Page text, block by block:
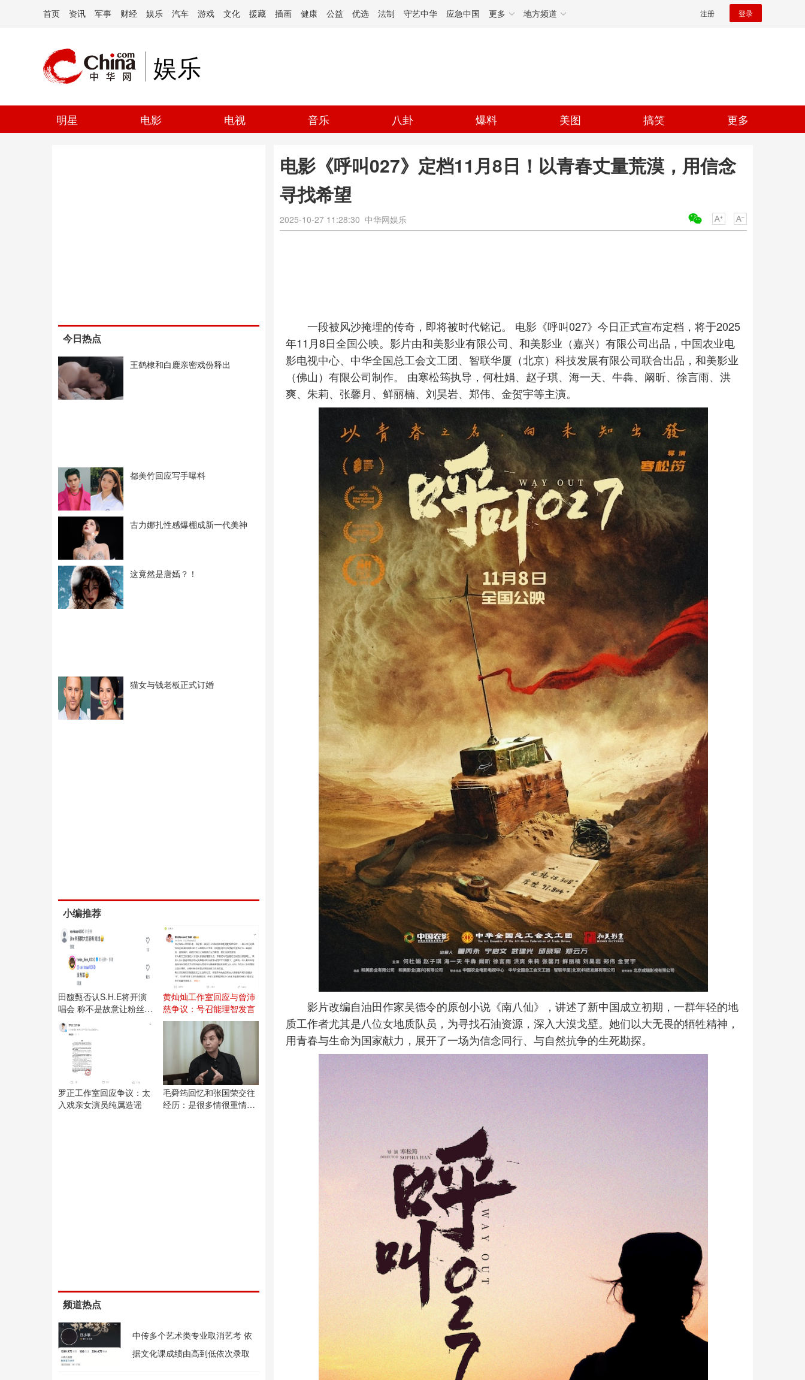
首页 资讯 军事 财经 娱乐 汽车 游戏 文化 援藏 插画 健康 公益 优选 法制 守艺中华 应急中国 更多 地方频道 注册 登录
娱乐
明星 电影 电视 音乐 八卦 爆料 美图 搞笑 更多
今日热点
王鹤棣和白鹿亲密戏份释出
都美竹回应写手曝料
古力娜扎性感爆棚成新一代美神
这竟然是唐嫣？！
猫女与钱老板正式订婚
小编推荐
田馥甄否认S.H.E将开演
唱会 称不是故意让粉丝失
望
黄灿灿工作室回应与曾沛
慈争议：号召能理智发言
罗正工作室回应争议：太
入戏亲女演员纯属造谣
毛舜筠回忆和张国荣交往
经历：是很多情很重情的
频道热点
中传多个艺术类专业取消艺考 依
据文化课成绩由高到低依次录取
电影《呼叫027》定档11月8日！以青春丈量荒漠，用信念
寻找希望
2025-10-27 11:28:30 中华网娱乐
一段被风沙掩埋的传奇，即将被时代铭记。 电影《呼叫027》今日正式宣布定档，将于2025
年11月8日全国公映。影片由和美影业有限公司、和美影业（嘉兴）有限公司出品，中国农业电
影电视中心、中华全国总工会文工团、智联华厦（北京）科技发展有限公司联合出品，和美影业
（佛山）有限公司制作。 由寒松筠执导，何杜娟、赵子琪、海一天、牛犇、阚昕、徐言雨、洪
爽、朱莉、张馨月、鲜丽楠、刘昊岩、郑伟、金贺宇等主演。
影片改编自油田作家吴德令的原创小说《南八仙》，讲述了新中国成立初期，一群年轻的地
质工作者尤其是八位女地质队员，为寻找石油资源，深入大漠戈壁。她们以大无畏的牺牲精神，
用青春与生命为国家献力，展开了一场为信念同行、与自然抗争的生死勘探。